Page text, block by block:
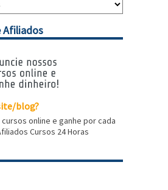
Afiliados
blog?
online e ganhe por cada
Cursos 24 Horas